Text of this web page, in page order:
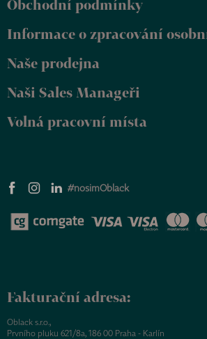
Obchodní podmínky
Informace o zpracování
Naše prodejna
Naši Sales Manageři
Volná pracovní místa
#nosimOblack
Fakturační adresa:
Oblack s.r.o.,
Prvního pluku 621/8a, 186 00 Praha - Karlín